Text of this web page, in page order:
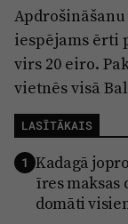
iespējams ērti
virs 20 eiro.
vietnēs visā
LASĪTĀKAIS
1 Kadagā
īres maksas
domāti